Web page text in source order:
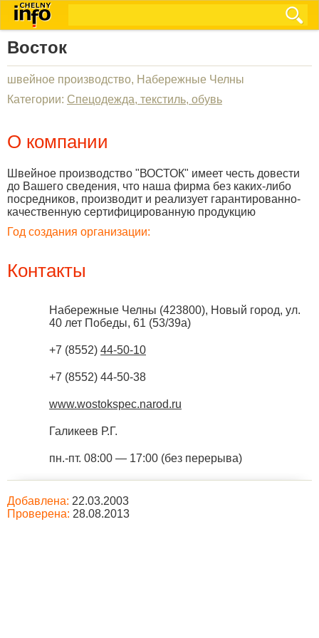
Восток
швейное производство, Набережные Челны
Категории: Спецодежда, текстиль, обувь
О компании
Швейное производство "ВОСТОК" имеет честь довести
до Вашего сведения, что наша фирма без каких-либо
посредников, производит и реализует гарантированно-
качественную сертифицированную продукцию
Год создания организации:
Контакты
Набережные Челны (423800), Новый город, ул.
40 лет Победы, 61 (53/39а)
+7 (8552) 44-50-10
+7 (8552) 44-50-38
www.wostokspec.narod.ru
Галикеев Р.Г.
пн.-пт. 08:00 — 17:00 (без перерыва)
Добавлена: 22.03.2003
Проверена: 28.08.2013